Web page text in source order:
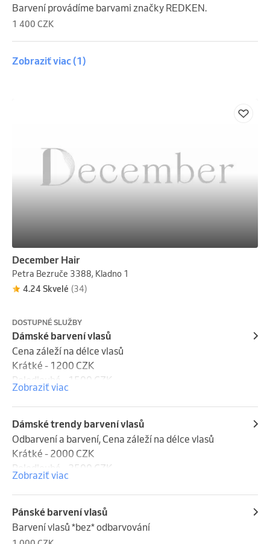
Barvení provádíme barvami značky REDKEN.
1 400 CZK
Zobraziť viac (1)
December Hair
Petra Bezruče 3388, Kladno 1
4.24 Skvelé (34)
DOSTUPNÉ SLUŽBY
Dámské barvení vlasů
Cena záleží na délce vlasů
Krátké - 1200 CZK
Polodlouhé - 1500 CZK
Dlouhé - 1800 CZK
Zobraziť viac
Dámské trendy barvení vlasů
Odbarvení a barvení, Cena záleží na délce vlasů
Krátké - 2000 CZK
Polodlouhé - 2500 CZK
Dlouhé - 3000 CZK
Zobraziť viac
Pánské barvení vlasů
Barvení vlasů *bez* odbarvování